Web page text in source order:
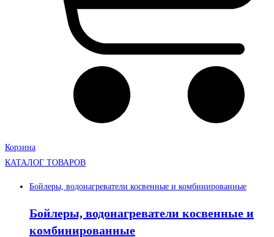
Корзина
КАТАЛОГ ТОВАРОВ
Бойлеры, водонагреватели косвенные и комбинированные
Бойлеры, водонагреватели косвенные и
комбинированные